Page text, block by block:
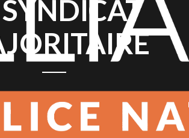
SYNDICAT
de son 10eme congrès,
a renouvelé son bureau pour quatre
duquel Fabien VANHEMELRYCK a été élu.